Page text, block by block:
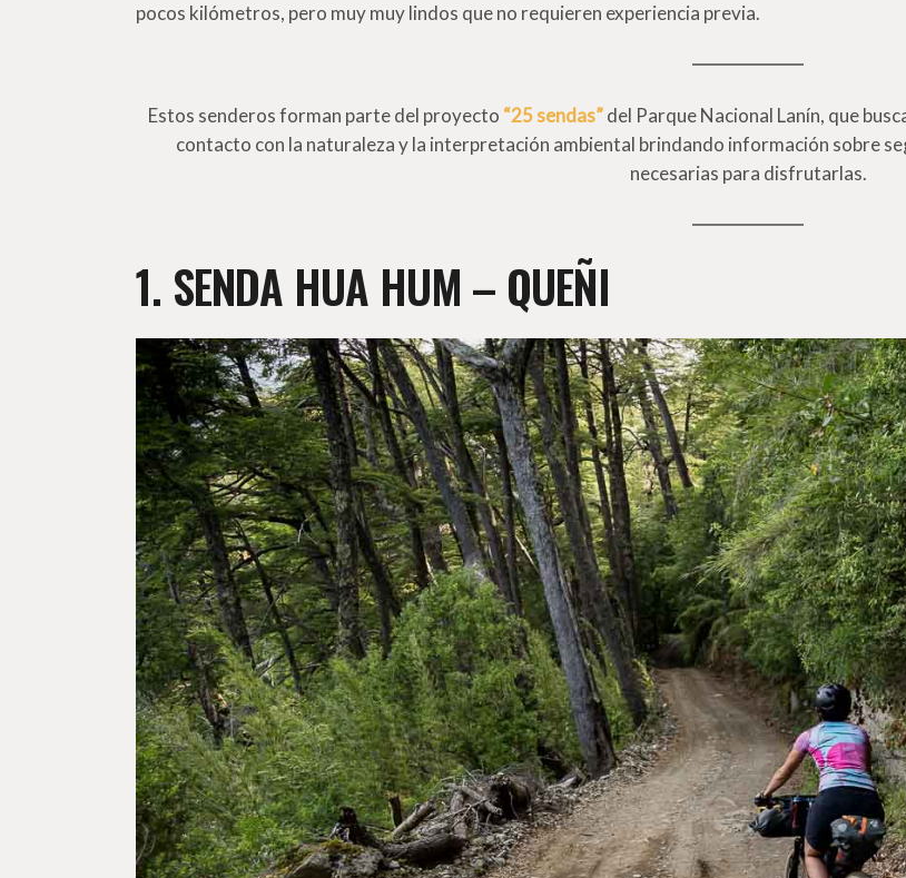
pocos kilómetros, pero muy muy lindos que no requieren experiencia previa.
Estos senderos forman parte del proyecto “25 sendas”del Parque Nacional Lanín, que
contacto con la naturaleza y la interpretación ambiental brindando información sobre
necesarias para disfrutarlas.
1. SENDA HUA HUM – QUEÑI